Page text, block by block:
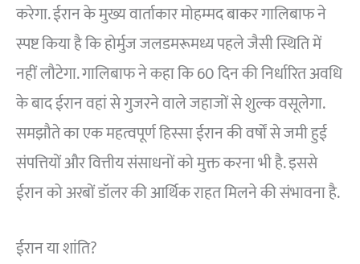
करेगा. ईरान के मुख्य वार्ताकार मोहम्मद बाकर गालिबाफ ने
स्पष्ट किया है कि होर्मुज जलडमरूमध्य पहले जैसी स्थिति में
नहीं लौटेगा. गालिबाफ ने कहा कि 60 दिन की निर्धारित अवधि
के बाद ईरान वहां से गुजरने वाले जहाजों से शुल्क वसूलेगा.
समझौते का एक महत्वपूर्ण हिस्सा ईरान की वर्षों से जमी हुई
संपत्तियों और वित्तीय संसाधनों को मुक्त करना भी है. इससे
ईरान को अरबों डॉलर की आर्थिक राहत मिलने की संभावना है.
ईरान या शांति?